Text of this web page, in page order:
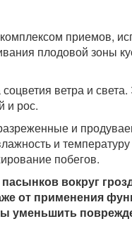
приемов,
плодовой зоны
ветра и
и рос.
и
и
побегов.
вокруг
от применения
уменьшить